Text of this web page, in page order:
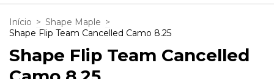
Início > Shape Maple >
Shape Flip Team Cancelled Camo 8.25
Shape Flip Team Cancelled